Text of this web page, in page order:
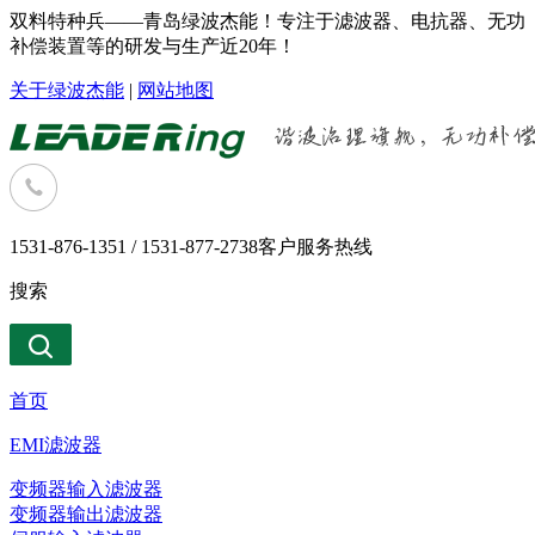
双料特种兵——青岛绿波杰能！专注于滤波器、电抗器、无功
补偿装置等的研发与生产近20年！
关于绿波杰能 | 网站地图
1531-876-1351 / 1531-877-2738客户服务热线
搜索
首页
EMI滤波器
变频器输入滤波器
变频器输出滤波器